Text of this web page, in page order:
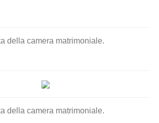
della camera matrimoniale.
della camera matrimoniale.